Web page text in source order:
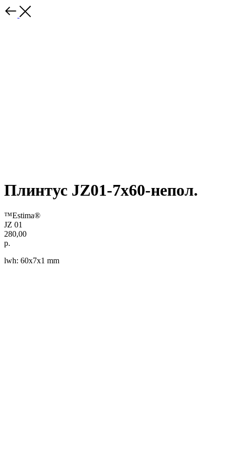
Плинтус JZ01-7x60-непол.
™Estima®
JZ 01
280,00
р.
lwh: 60x7x1 mm